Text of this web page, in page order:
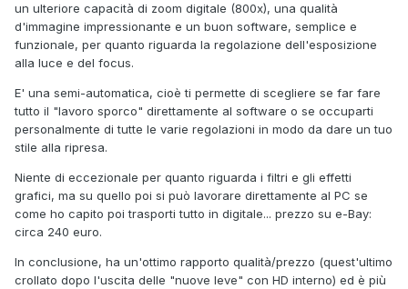
un ulteriore capacità di zoom digitale (800x), una qualità
d'immagine impressionante e un buon software, semplice e
funzionale, per quanto riguarda la regolazione dell'esposizione
alla luce e del focus.
E' una semi-automatica, cioè ti permette di scegliere se far fare
tutto il "lavoro sporco" direttamente al software o se occuparti
personalmente di tutte le varie regolazioni in modo da dare un tuo
stile alla ripresa.
Niente di eccezionale per quanto riguarda i filtri e gli effetti
grafici, ma su quello poi si può lavorare direttamente al PC se
come ho capito poi trasporti tutto in digitale... prezzo su e-Bay:
circa 240 euro.
In conclusione, ha un'ottimo rapporto qualità/prezzo (quest'ultimo
crollato dopo l'uscita delle "nuove leve" con HD interno) ed è più